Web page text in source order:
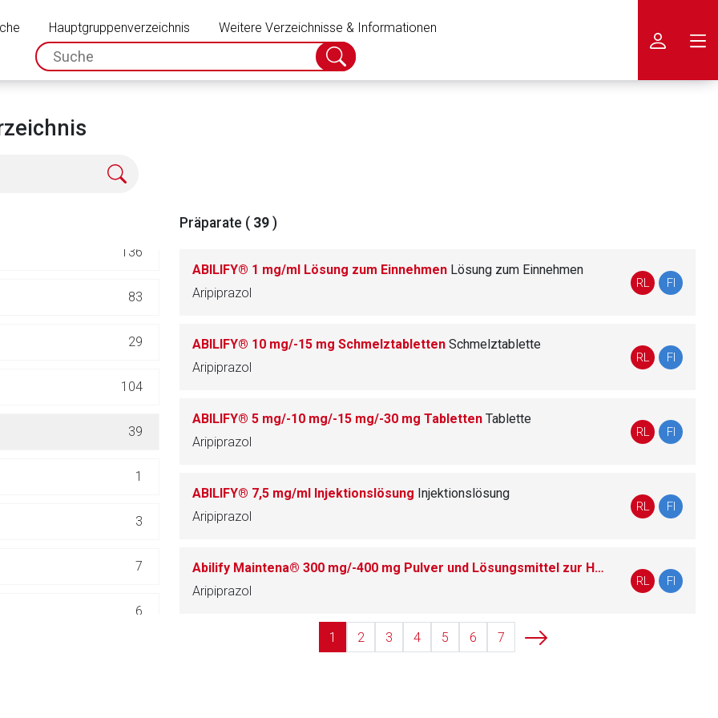
Hauptgruppenverzeichnis
Weitere Verzeichnisse & Informationen
spc.search.input.placeholder
Suche
abschicken
351
516
136
83
29
104
39
1
3
7
6
Präparate ( 39 )
ABILIFY® 1 mg/ml Lösung zum Einnehmen Lö­sung zum Einnehmen
Aripiprazol
RL FI
ABILIFY® 10 mg/-15 mg Schmelztabletten Schmelztablette
Aripiprazol
RL FI
ABILIFY® 5 mg/-10 mg/-15 mg/-30 mg Tabletten Ta­blet­te
Aripiprazol
RL FI
ABILIFY® 7,5 mg/ml Injektionslösung In­jektionslösung
Aripiprazol
RL FI
Abilify Maintena® 300 mg/-400 mg Pulver und Lösungsmittel zur Herstellung einer Depot-Injektionssuspension
Aripiprazol
RL FI
1 2 3 4 5 6 7
Ebenso gelten dort ggf. andere Datenschutzbestimmungen.
Zurück zur rote-liste.de Zur Seite